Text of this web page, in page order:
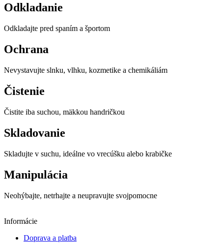
Odkladanie
Odkladajte pred spaním a športom
Ochrana
Nevystavujte slnku, vlhku, kozmetike a chemikáliám
Čistenie
Čistite iba suchou, mäkkou handričkou
Skladovanie
Skladujte v suchu, ideálne vo vrecúšku alebo krabičke
Manipulácia
Neohýbajte, netrhajte a neupravujte svojpomocne
Informácie
Doprava a platba